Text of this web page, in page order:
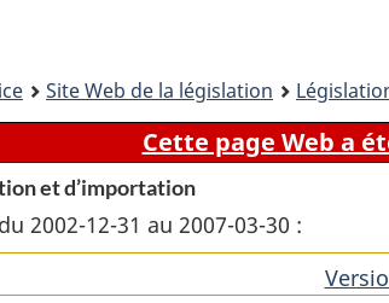
Site Web de la législation
Cette page Web a
et d’importation
2002-12-31 au 2007-03-30 :